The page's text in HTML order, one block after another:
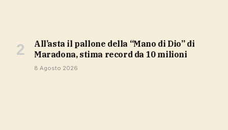
All’asta il pallone della “Mano di Dio” di
Maradona, stima record da 10 milioni
8 Agosto 2026